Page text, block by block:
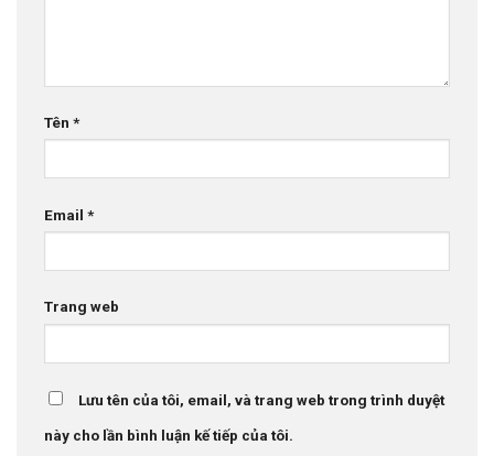
Tên *
Email *
Trang web
Lưu tên của tôi, email, và trang web trong trình duyệt
này cho lần bình luận kế tiếp của tôi.